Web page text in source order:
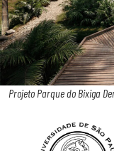
Projeto Parque do Bixiga